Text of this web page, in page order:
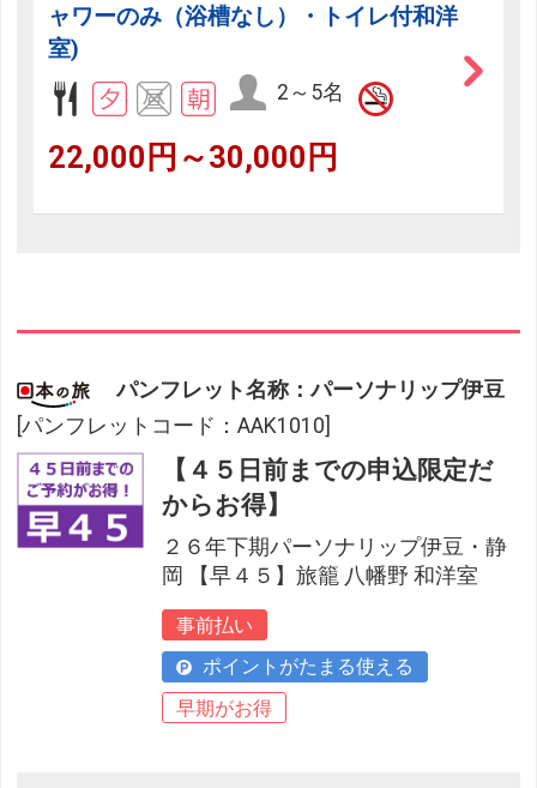
ャワーのみ（浴槽なし）・トイレ付和洋
室)
2～5名
22,000円～30,000円
パンフレット名称：パーソナリップ伊豆
[パンフレットコード：AAK1010]
【４５日前までの申込限定だ
からお得】
２６年下期パーソナリップ伊豆・静
岡 【早４５】旅籠 八幡野 和洋室
事前払い
ポイントがたまる使える
早期がお得